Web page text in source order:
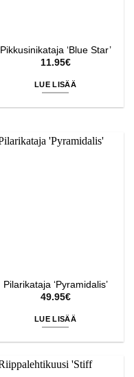
Pikkusinikataja ‘Blue Star’
11.95€
LUE LISÄÄ
Pilarikataja ‘Pyramidalis’
49.95€
LUE LISÄÄ